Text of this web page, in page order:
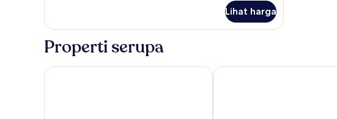
Premier
Room
Lihat harga
Properti serupa
Maya Ubud Resort and Spa The Kayon Jungle Resort